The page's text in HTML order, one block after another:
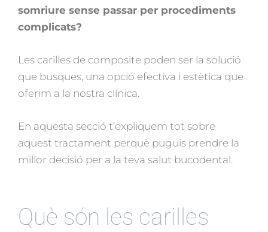
somriure sense passar per procediments
complicats?
Les carilles de composite poden ser la solució
que busques, una opció efectiva i estètica que
oferim a la nostra clínica.
En aquesta secció t’expliquem tot sobre
aquest tractament perquè puguis prendre la
millor decisió per a la teva salut bucodental.
Què són les carilles